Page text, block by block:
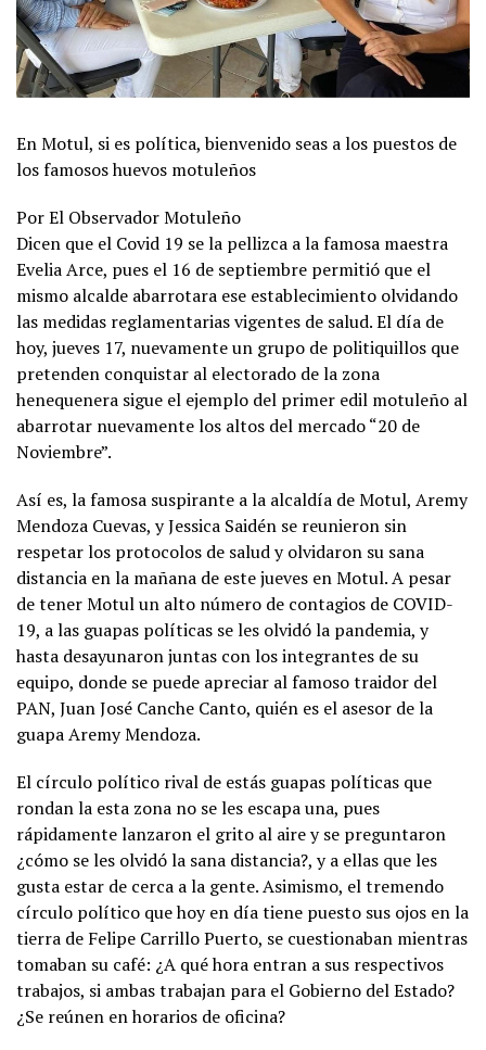
En Motul, si es política, bienvenido seas a los puestos de
los famosos huevos motuleños
Por El Observador Motuleño
Dicen que el Covid 19 se la pellizca a la famosa maestra
Evelia Arce, pues el 16 de septiembre permitió que el
mismo alcalde abarrotara ese establecimiento olvidando
las medidas reglamentarias vigentes de salud. El día de
hoy, jueves 17, nuevamente un grupo de politiquillos que
pretenden conquistar al electorado de la zona
henequenera sigue el ejemplo del primer edil motuleño al
abarrotar nuevamente los altos del mercado “20 de
Noviembre”.
Así es, la famosa suspirante a la alcaldía de Motul, Aremy
Mendoza Cuevas, y Jessica Saidén se reunieron sin
respetar los protocolos de salud y olvidaron su sana
distancia en la mañana de este jueves en Motul. A pesar
de tener Motul un alto número de contagios de COVID-
19, a las guapas políticas se les olvidó la pandemia, y
hasta desayunaron juntas con los integrantes de su
equipo, donde se puede apreciar al famoso traidor del
PAN, Juan José Canche Canto, quién es el asesor de la
guapa Aremy Mendoza.
El círculo político rival de estás guapas políticas que
rondan la esta zona no se les escapa una, pues
rápidamente lanzaron el grito al aire y se preguntaron
¿cómo se les olvidó la sana distancia?, y a ellas que les
gusta estar de cerca a la gente. Asimismo, el tremendo
círculo político que hoy en día tiene puesto sus ojos en la
tierra de Felipe Carrillo Puerto, se cuestionaban mientras
tomaban su café: ¿A qué hora entran a sus respectivos
trabajos, si ambas trabajan para el Gobierno del Estado?
¿Se reúnen en horarios de oficina?